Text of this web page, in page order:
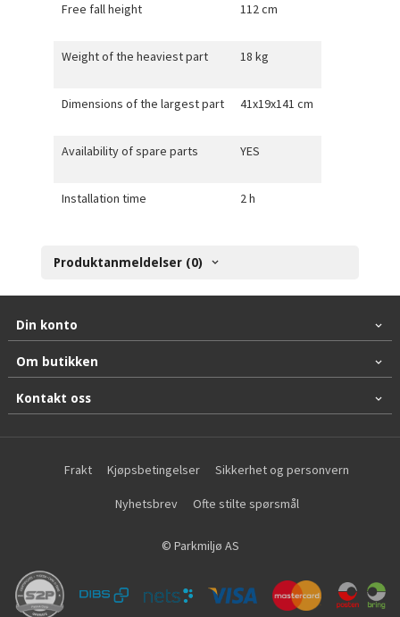
Free fall height 112 cm
Weight of the heaviest part 18 kg
Dimensions of the largest part 41x19x141 cm
Availability of spare parts YES
Installation time 2 h
Produktanmeldelser (0)
Din konto
Om butikken
Kontakt oss
Frakt Kjøpsbetingelser Sikkerhet og personvern
Nyhetsbrev Ofte stilte spørsmål
© Parkmiljø AS